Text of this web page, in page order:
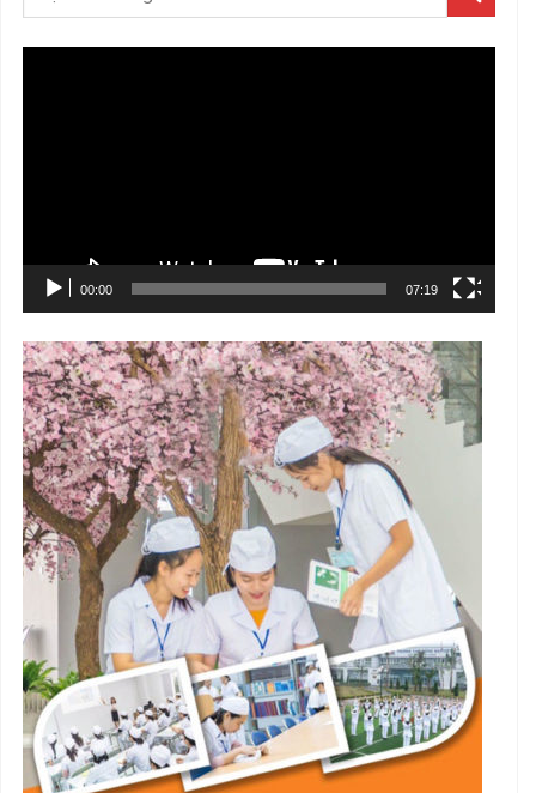
00:00 07:19